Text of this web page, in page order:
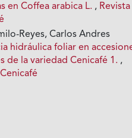
en Coffea arabica L. , Revista
Reyes, Carlos Andres
hidráulica foliar en
de la variedad Cenicafé 1. ,